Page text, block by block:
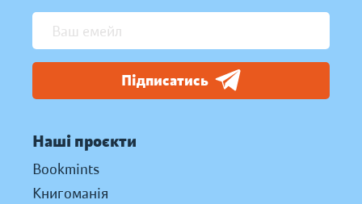
Підписатись
Наші проєкти
Bookmints
Книгоманія